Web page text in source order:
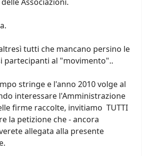
tutti che mancano persino le
partecipanti al "movimento"..
stringe e l'anno 2010 volge al
interessare l'Amministrazione
firme raccolte, invitiamo TUTTI
la petizione che - ancora
allegata alla presente